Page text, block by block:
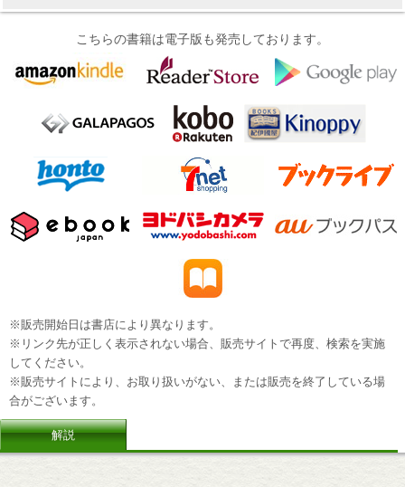
こちらの書籍は電子版も発売しております。
※販売開始日は書店により異なります。
※リンク先が正しく表示されない場合、販売サイトで再度、検索を実施
してください。
※販売サイトにより、お取り扱いがない、または販売を終了している場
合がございます。
解説